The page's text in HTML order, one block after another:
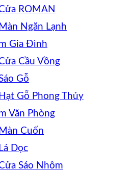
ROMAN
Ngăn Lạnh
Gia Đình
Cầu Vồng
Gỗ
Gỗ Phong Thủy
Văn Phòng
Cuốn
Dọc
Sáo Nhôm